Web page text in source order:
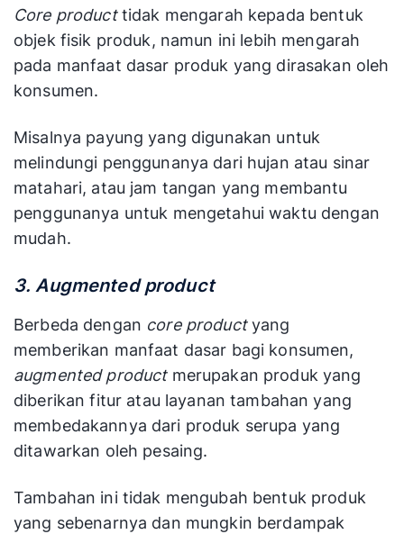
Core producttidak mengarah kepada bentuk
objek fisik produk, namun ini lebih mengarah
pada manfaat dasar produk yang dirasakan oleh
konsumen.
Misalnya payung yang digunakan untuk
melindungi penggunanya dari hujan atau sinar
matahari, atau jam tangan yang membantu
penggunanya untuk mengetahui waktu dengan
mudah.
3. Augmented product
Berbeda dengan core productyang
memberikan manfaat dasar bagi konsumen,
augmented product merupakan produk yang
diberikan fitur atau layanan tambahan yang
membedakannya dari produk serupa yang
ditawarkan oleh pesaing.
Tambahan ini tidak mengubah bentuk produk
yang sebenarnya dan mungkin berdampak